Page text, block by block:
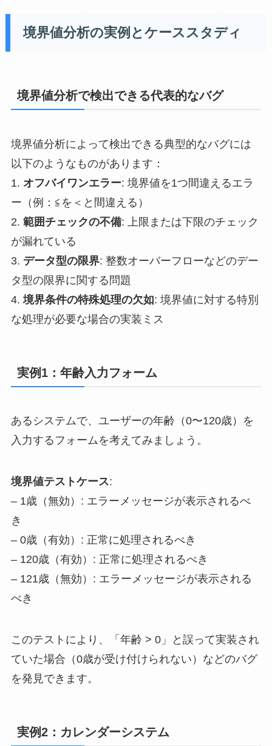
境界値分析の実例とケーススタディ
境界値分析で検出できる代表的なバグ
境界値分析によって検出できる典型的なバグには
以下のようなものがあります：
1. オフバイワンエラー: 境界値を1つ間違えるエラ
ー（例：≦を＜と間違える）
2. 範囲チェックの不備: 上限または下限のチェック
が漏れている
3. データ型の限界: 整数オーバーフローなどのデー
タ型の限界に関する問題
4. 境界条件の特殊処理の欠如: 境界値に対する特別
な処理が必要な場合の実装ミス
実例1：年齢入力フォーム
あるシステムで、ユーザーの年齢（0〜120歳）を
入力するフォームを考えてみましょう。
境界値テストケース:
– 1歳（無効）: エラーメッセージが表示されるべ
き
– 0歳（有効）: 正常に処理されるべき
– 120歳（有効）: 正常に処理されるべき
– 121歳（無効）: エラーメッセージが表示される
べき
このテストにより、「年齢 > 0」と誤って実装され
ていた場合（0歳が受け付けられない）などのバグ
を発見できます。
実例2：カレンダーシステム